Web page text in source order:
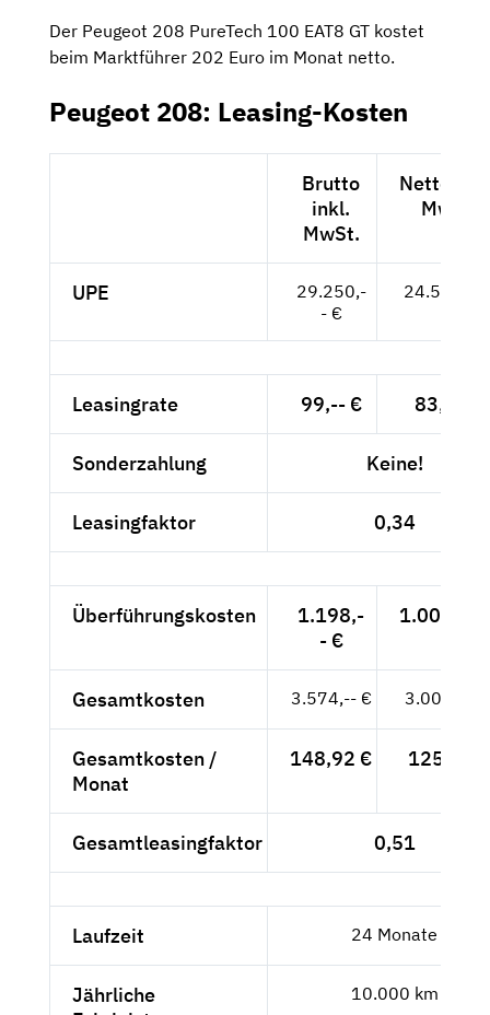
Der Peugeot 208 PureTech 100 EAT8 GT kostet
beim Marktführer 202 Euro im Monat netto.
Peugeot 208: Leasing-Kosten
Brutto
inkl.
MwSt.
Netto
MwSt.
UPE
29.250,-
- €
24.580,--
Leasingrate 99,-- € 83,19 €
Sonderzahlung Keine!
Leasingfaktor 0,34
Überführungskosten
1.198,-
- €
1.006,72
Gesamtkosten 3.574,-- € 3.003,36
Gesamtkosten /
Monat
148,92 € 125,14 €
Gesamtleasingfaktor 0,51
Laufzeit 24 Monate
Jährliche
10.000 km